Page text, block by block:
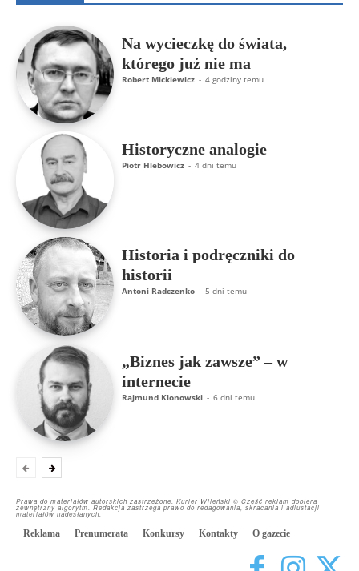
Na wycieczkę do świata,
którego już nie ma
Robert Mickiewicz - 4 godziny temu
Historyczne analogie
Piotr Hlebowicz - 4 dni temu
Historia i podręczniki do
historii
Antoni Radczenko - 5 dni temu
„Biznes jak zawsze” – w
internecie
Rajmund Klonowski - 6 dni temu
Prawa do materiałów autorskich zastrzeżone. Kurier Wileński © Część reklam dobiera
zewnętrzny algorytm. Redakcja zastrzega prawo do redagowania, skracania i adiustacji
materiałów nadesłanych.
Reklama Prenumerata Konkursy Kontakty O gazecie